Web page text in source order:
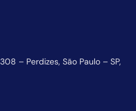
– Perdizes, São Paulo – SP,